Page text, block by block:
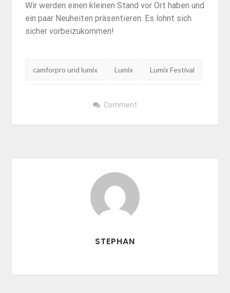
Wir werden einen kleinen Stand vor Ort haben und
ein paar Neuheiten präsentieren. Es lohnt sich
sicher vorbeizukommen!
camforpro und lumix Lumix Lumix Festival
Comment
STEPHAN